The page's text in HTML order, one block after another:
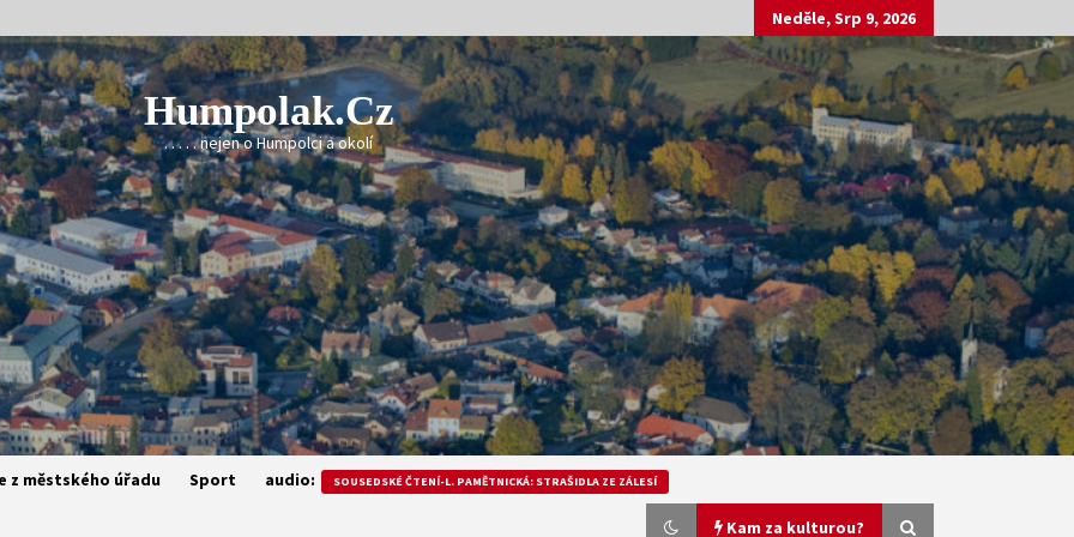
Neděle, Srp 9, 2026
Humpolak.cz
. . . . . nejen o Humpolci a okolí
z městského úřadu Sport audio: SOUSEDSKÉ ČTENÍ-L. PAMĚTNICKÁ: STRAŠIDLA ZE ZÁLESÍ
Kam za kulturou?